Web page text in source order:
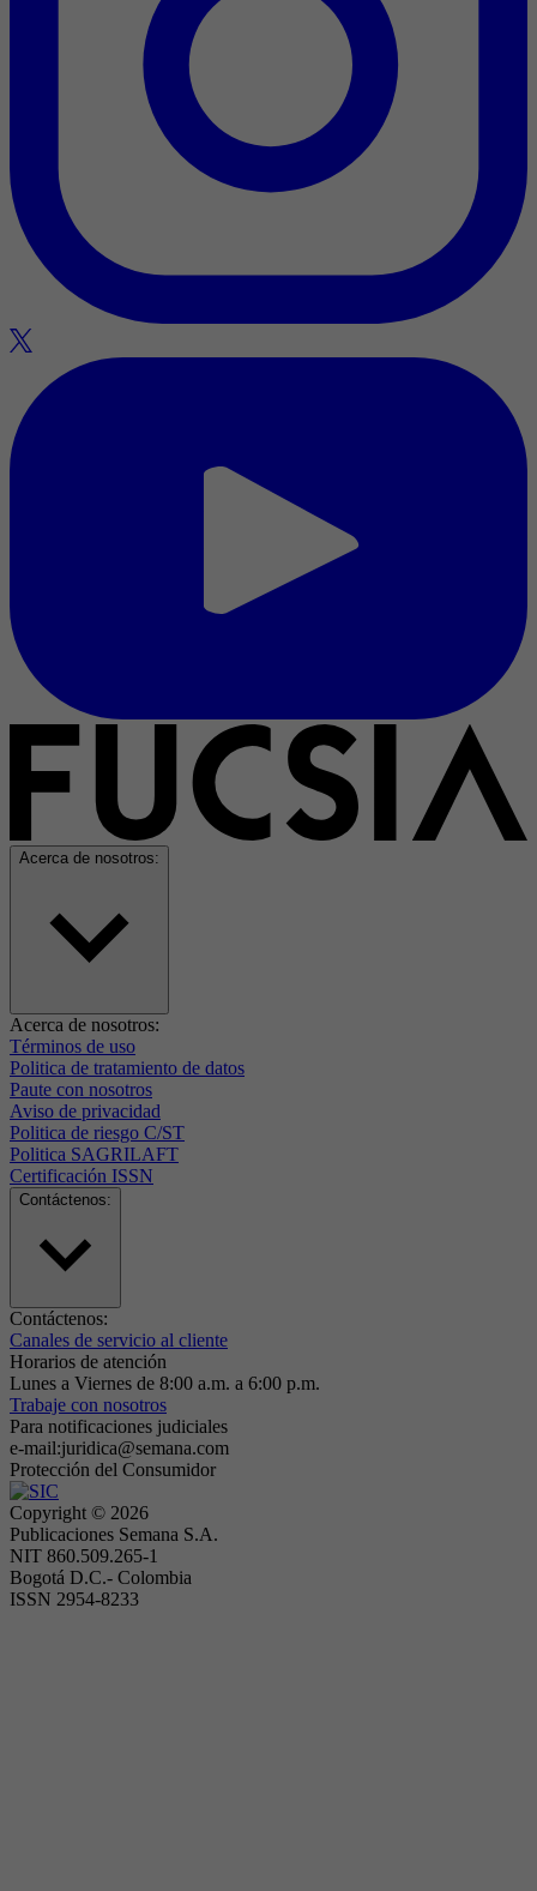
Acerca de nosotros:
Acerca de nosotros:
Términos de uso
Politica de tratamiento de datos
Paute con nosotros
Aviso de privacidad
Politica de riesgo C/ST
Politica SAGRILAFT
Certificación ISSN
Contáctenos:
Contáctenos:
Canales de servicio al cliente
Horarios de atención
Lunes a Viernes de 8:00 a.m. a 6:00 p.m.
Trabaje con nosotros
Para notificaciones judiciales
e-mail:juridica@semana.com
Protección del Consumidor
Copyright © 2026
Publicaciones Semana S.A.
NIT 860.509.265-1
Bogotá D.C.- Colombia
ISSN 2954-8233